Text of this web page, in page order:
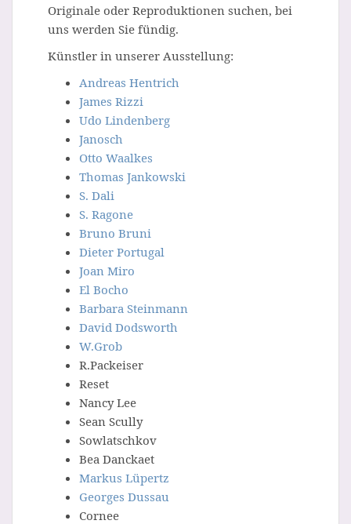
Originale oder Reproduktionen suchen, bei
uns werden Sie fündig.
Künstler in unserer Ausstellung:
Andreas Hentrich
James Rizzi
Udo Lindenberg
Janosch
Otto Waalkes
Thomas Jankowski
S. Dali
S. Ragone
Bruno Bruni
Dieter Portugal
Joan Miro
El Bocho
Barbara Steinmann
David Dodsworth
W.Grob
R.Packeiser
Reset
Nancy Lee
Sean Scully
Sowlatschkov
Bea Danckaet
Markus Lüpertz
Georges Dussau
Cornee